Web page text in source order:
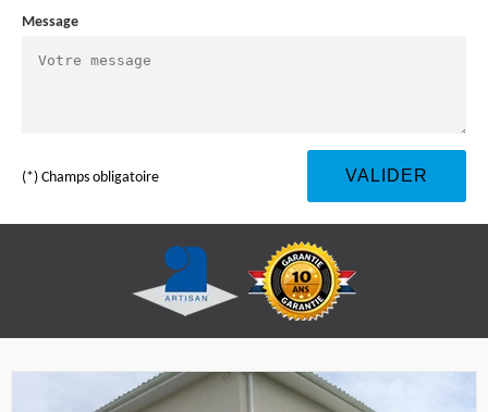
Message
(*) Champs obligatoire